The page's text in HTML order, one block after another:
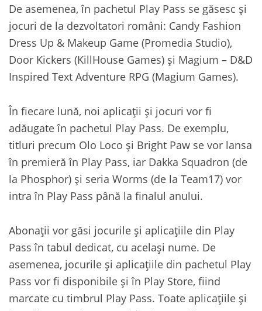
De asemenea, în pachetul Play Pass se găsesc și
jocuri de la dezvoltatori români: Candy Fashion
Dress Up & Makeup Game (Promedia Studio),
Door Kickers (KillHouse Games) și Magium – D&D
Inspired Text Adventure RPG (Magium Games).
În fiecare lună, noi aplicații și jocuri vor fi
adăugate în pachetul Play Pass. De exemplu,
titluri precum Olo Loco și Bright Paw se vor lansa
în premieră în Play Pass, iar Dakka Squadron (de
la Phosphor) și seria Worms (de la Team17) vor
intra în Play Pass până la finalul anului.
Abonații vor găsi jocurile și aplicațiile din Play
Pass în tabul dedicat, cu același nume. De
asemenea, jocurile și aplicațiile din pachetul Play
Pass vor fi disponibile și în Play Store, fiind
marcate cu timbrul Play Pass. Toate aplicațiile și